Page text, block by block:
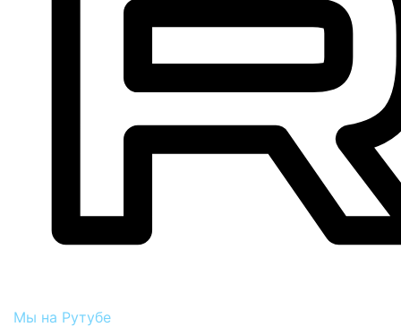
Мы на Рутубе